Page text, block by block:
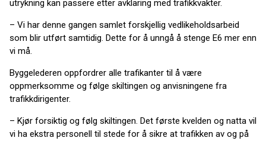
utrykning kan passere etter avklaring med trafikkvakter.
– Vi har denne gangen samlet forskjellig vedlikeholdsarbeid
som blir utført samtidig. Dette for å unngå å stenge E6 mer enn
vi må.
Byggelederen oppfordrer alle trafikanter til å være
oppmerksomme og følge skiltingen og anvisningene fra
trafikkdirigenter.
– Kjør forsiktig og følg skiltingen. Det første kvelden og natta vil
vi ha ekstra personell til stede for å sikre at trafikken av og på